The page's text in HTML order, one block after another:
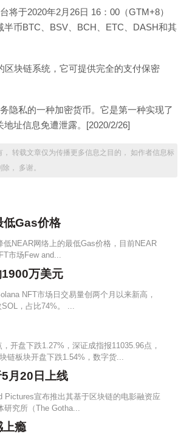
于2020年2月26日 16：00（GTM+8）
币BTC、BSV、BCH、ETC、DASH和其
块链系统，它可提供完全的支付保密
隐私的一种加密货币。它是第一种实现了
址信息免遭泄露。[2020/2/26]
转载文章仅为传播更多信息之目的， 如作者信息标
， 多谢。
低Gas价格
NEAR网络上的最低Gas价格，目前NEAR
市场Few and...
万美元
NFT市场日交易量创两个月以来新高，
，占比74%。 ...
开盘下跌1.27%，深证成指报11035.96点，
链板块开盘下跌1.54%，数字货...
月20日上线
Pictures宣布推出其基于区块链的电影融资应
研究所（The Gotha...
上瘾